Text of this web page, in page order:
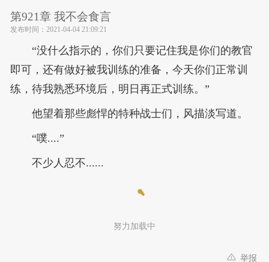
第921章 我不会食言
发布时间： 2021-04-04 21:09:21
“没什么指示的，你们只要记住我是你们的教官
即可，还有做好被我训练的准备，今天你们正常训
练，待我熟悉环境后，明日再正式训练。”
他望着那些彪悍的特种战士们，风描淡写道。
“噗....”
不少人忍不......
努力加载中
举报